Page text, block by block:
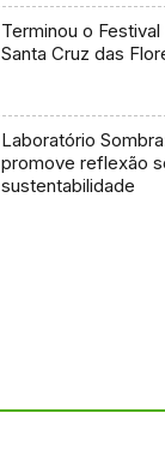
Terminou o
Santa Cruz das
Laboratório
promove reflexão
sustentabilidade